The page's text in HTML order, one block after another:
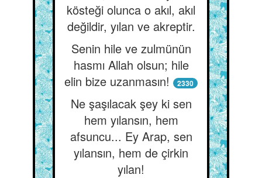
kösteği olunca o akıl, akıl
değildir, yılan ve akreptir.
Senin hile ve zulmünün
hasmı Allah olsun; hile
elin bize uzanmasın!
2330
Ne şaşılacak şey ki sen
hem yılansın, hem
afsuncu... Ey Arap, sen
yılansın, hem de çirkin
yılan!